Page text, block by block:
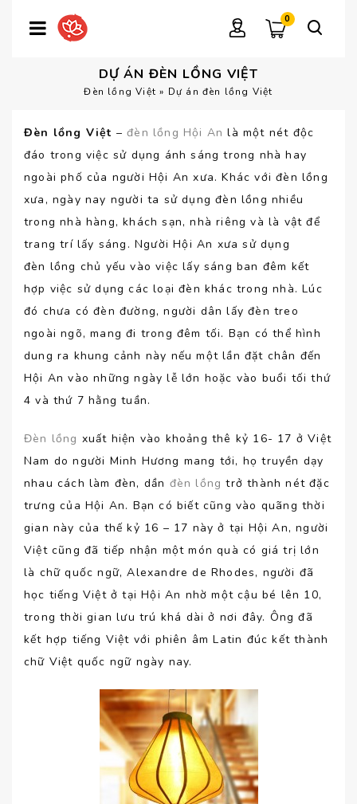
0
DỰ ÁN ĐÈN LỒNG VIỆT
Đèn lồng Việt » Dự án đèn lồng Việt
Đèn lồng Việt –đèn lồng Hội An là một nét độc
đáo trong việc sử dụng ánh sáng trong nhà hay
ngoài phố của người Hội An xưa. Khác với đèn lồng
xưa, ngày nay người ta sử dụng đèn lồng nhiều
trong nhà hàng, khách sạn, nhà riêng và là vật để
trang trí lấy sáng. Người Hội An xưa sử dụng
đèn lồng chủ yếu vào việc lấy sáng ban đêm kết
hợp việc sử dụng các loại đèn khác trong nhà. Lúc
đó chưa có đèn đường, người dân lấy đèn treo
ngoài ngõ, mang đi trong đêm tối. Bạn có thể hình
dung ra khung cảnh này nếu một lần đặt chân đến
Hội An vào những ngày lễ lớn hoặc vào buổi tối thứ
4 và thứ 7 hằng tuần.
Đèn lồng xuất hiện vào khoảng thê kỷ 16- 17 ở Việt
Nam do người Minh Hương mang tới, họ truyền dạy
nhau cách làm đèn, dần đèn lồng trở thành nét đặc
trưng của Hội An. Bạn có biết cũng vào quãng thời
gian này của thế kỷ 16 – 17 này ở tại Hội An, người
Việt cũng đã tiếp nhận một món quà có giá trị lớn
là chữ quốc ngữ, Alexandre de Rhodes, người đã
học tiếng Việt ở tại Hội An nhờ một cậu bé lên 10,
trong thời gian lưu trú khá dài ở nơi đây. Ông đã
kết hợp tiếng Việt với phiên âm Latin đúc kết thành
chữ Việt quốc ngữ ngày nay.